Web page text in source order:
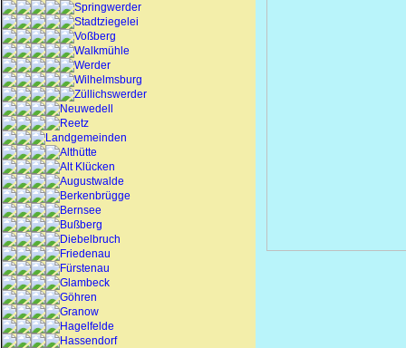
Springwerder
Stadtziegelei
Voßberg
Walkmühle
Werder
Wilhelmsburg
Züllichswerder
Neuwedell
Reetz
Landgemeinden
Althütte
Alt Klücken
Augustwalde
Berkenbrügge
Bernsee
Bußberg
Diebelbruch
Friedenau
Fürstenau
Glambeck
Göhren
Granow
Hagelfelde
Hassendorf